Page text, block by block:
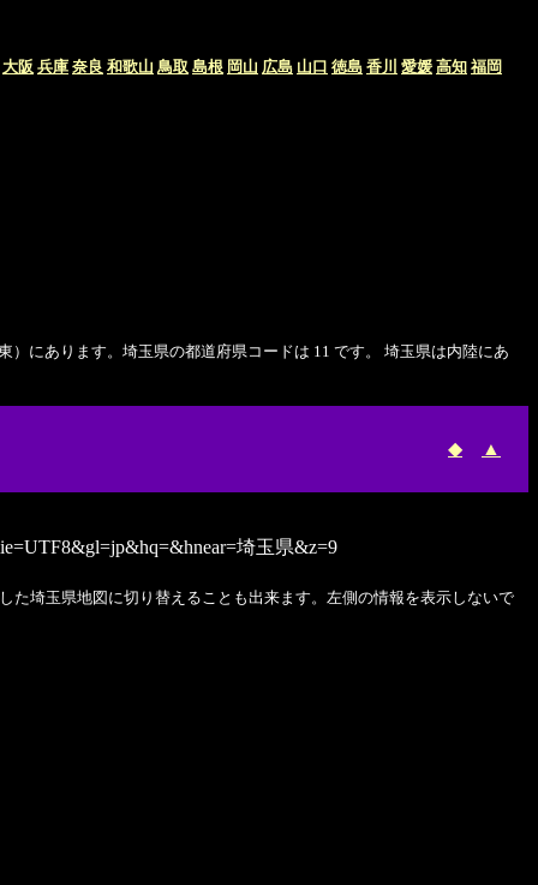
大阪 兵庫 奈良 和歌山 鳥取 島根 岡山 広島 山口 徳島 香川 愛媛 高知 福岡
）にあります。埼玉県の都道府県コードは 11 です。 埼玉県は内陸にあ
◆ ▲
埼玉県&z=9
埼玉県地図に切り替えることも出来ます。左側の情報を表示しないで